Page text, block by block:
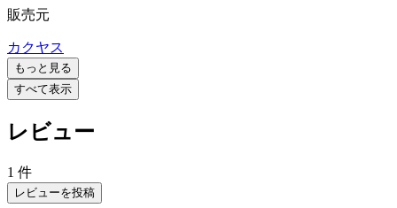
販売元
カクヤス
もっと見る
すべて表示
レビュー
1 件
レビューを投稿